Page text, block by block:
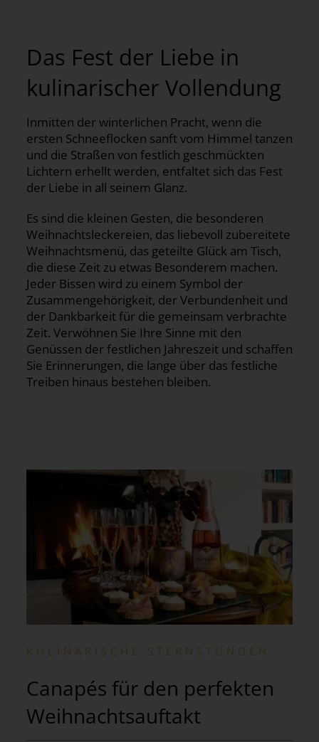
Das Fest der Liebe in
kulinarischer Vollendung
Inmitten der winterlichen Pracht, wenn die
ersten Schneeflocken sanft vom Himmel tanzen
und die Straßen von festlich geschmückten
Lichtern erhellt werden, entfaltet sich das Fest
der Liebe in all seinem Glanz.
Es sind die kleinen Gesten, die besonderen
Weihnachtsleckereien, das liebevoll zubereitete
Weihnachtsmenü, das geteilte Glück am Tisch,
die diese Zeit zu etwas Besonderem machen.
Jeder Bissen wird zu einem Symbol der
Zusammengehörigkeit, der Verbundenheit und
der Dankbarkeit für die gemeinsam verbrachte
Zeit. Verwöhnen Sie Ihre Sinne mit den
Genüssen der festlichen Jahreszeit und schaffen
Sie Erinnerungen, die lange über das festliche
Treiben hinaus bestehen bleiben.
KULINARISCHE STERNSTUNDEN
Canapés für den perfekten
Weihnachtsauftakt